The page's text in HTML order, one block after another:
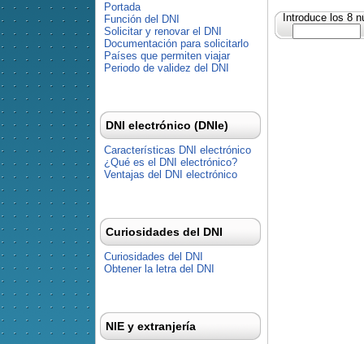
Introduce los 8
Portada
Función del DNI
Solicitar y renovar el DNI
Documentación para solicitarlo
Países que permiten viajar
Periodo de validez del DNI
DNI electrónico (DNIe)
Características DNI electrónico
¿Qué es el DNI electrónico?
Ventajas del DNI electrónico
Curiosidades del DNI
Curiosidades del DNI
Obtener la letra del DNI
NIE y extranjería